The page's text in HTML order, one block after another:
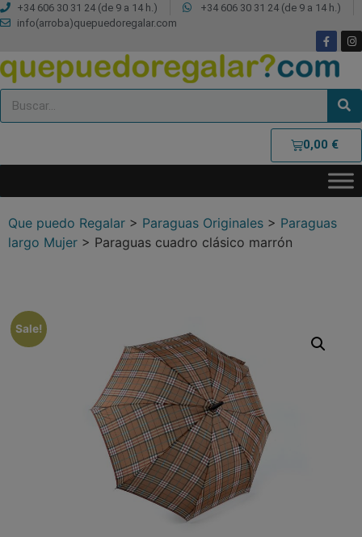
+34 606 30 31 24 (de 9 a 14 h.)
+34 606 30 31 24 (de 9 a 14 h.)
info(arroba)quepuedoregalar.com
0,00 €
Que puedo Regalar > Paraguas Originales > Paraguas
largo Mujer > Paraguas cuadro clásico marrón
Sale!